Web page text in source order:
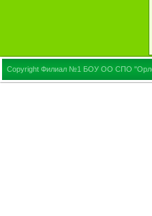
Copyright Филиал №1 БОУ ОО СПО